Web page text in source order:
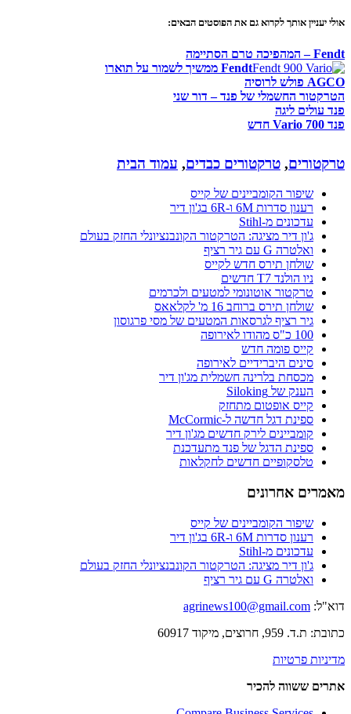
אולי יעניין אותך לקרוא גם את הפוסטים הבאים:
Fendt – המהפיכה טרם הסתיימה
Fendt ממשיך לשמור על תוארו
AGCO פולש לרוסיה
הטרקטור החשמלי של פנד – דור שני
פנד עולים ליגה
פנד 700 Vario חדש
טרקטורים, טרקטורים כבדים, עמוד הבית
שיפור הקומביינים של קייס
רענון סדרות 6M ו-6R בג'ון דיר
עדכונים מ-Stihl
ג'ון דיר מציגה: הטרקטור הקונבנציונלי החזק בעולם
ואלטרה G עם גיר רציף
שולחן תירס חדש לקייס
ניו הולנד T7 חדשים
טרקטור אוטונומי למטעים ולכרמים
שולחן תירס ברוחב 16 מ' לקלאאס
גיר רציף לגרסאות המטעים של מסי פרגוסון
100 כ"ס מהודו לאירופה
קייס פומה חדש
סינים היברידיים לאירופה
מכסחת בלרינה חשמלית מג'ון דיר
הענק של Siloking
קייס אופטום מתחזק
ספינת דגל חדשה ל-McCormic
קומביינים לירק חדשים מג'ון דיר
ספינת הדגל של פנד מתעדכנת
טלסקופיים חדשים לחקלאות
מאמרים אחרונים
שיפור הקומביינים של קייס
רענון סדרות 6M ו-6R בג'ון דיר
עדכונים מ-Stihl
ג'ון דיר מציגה: הטרקטור הקונבנציונלי החזק בעולם
ואלטרה G עם גיר רציף
דוא"ל: agrinews100@gmail.com
כתובת: ת.ד. 959, חרוצים, מיקוד 60917
מדיניות פרטיות
אתרים ששווה להכיר